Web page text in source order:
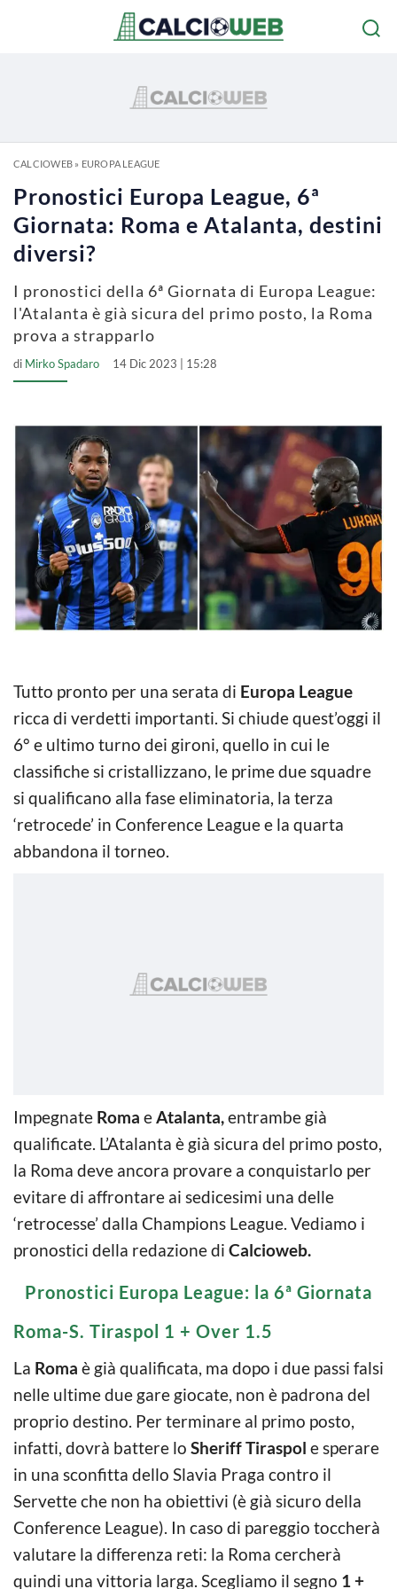
CALCIOWEB» EUROPA LEAGUE
Pronostici Europa League, 6ª
Giornata: Roma e Atalanta, destini
diversi?
I pronostici della 6ª Giornata di Europa League:
l'Atalanta è già sicura del primo posto, la Roma
prova a strapparlo
di Mirko Spadaro 14 Dic 2023 | 15:28
Tutto pronto per una serata di Europa League
ricca di verdetti importanti. Si chiude quest’oggi il
6° e ultimo turno dei gironi, quello in cui le
classifiche si cristallizzano, le prime due squadre
si qualificano alla fase eliminatoria, la terza
‘retrocede’ in Conference League e la quarta
abbandona il torneo.
Impegnate Roma eAtalanta,entrambe già
qualificate. L’Atalanta è già sicura del primo posto,
la Roma deve ancora provare a conquistarlo per
evitare di affrontare ai sedicesimi una delle
‘retrocesse’ dalla Champions League. Vediamo i
pronostici della redazione di Calcioweb.
Pronostici Europa League: la 6ª Giornata
Roma-S. Tiraspol 1 + Over 1.5
La Roma è già qualificata, ma dopo i due passi falsi
nelle ultime due gare giocate, non è padrona del
proprio destino. Per terminare al primo posto,
infatti, dovrà battere lo Sheriff Tiraspol e sperare
in una sconfitta dello Slavia Praga contro il
Servette che non ha obiettivi (è già sicuro della
Conference League). In caso di pareggio toccherà
valutare la differenza reti: la Roma cercherà
quindi una vittoria larga. Scegliamo il segno 1 +